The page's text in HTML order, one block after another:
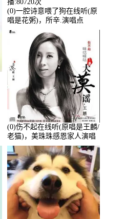
(0)一腔诗意喂了狗在线听(原
唱是花粥)，所辛.演唱点
播:80720次
(0)伤不起在线听(原唱是王麟/
老猫)，美珠珠感恩家人演唱
点播:80218次